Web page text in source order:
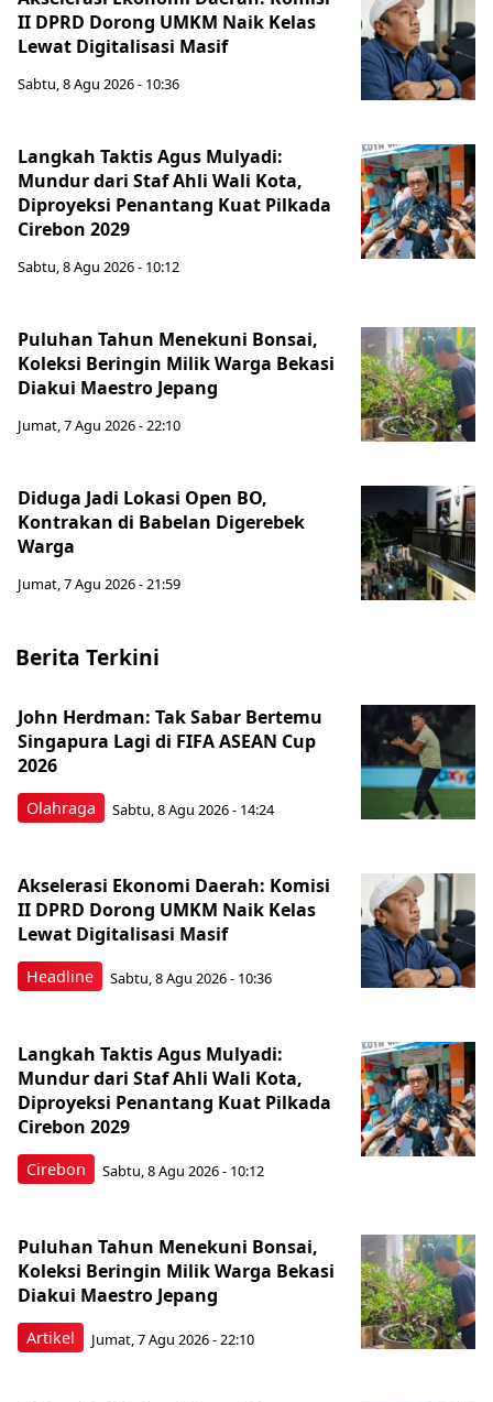
II DPRD Dorong UMKM Naik Kelas
Lewat Digitalisasi Masif
Sabtu, 8 Agu 2026 - 10:36
Langkah Taktis Agus Mulyadi:
Mundur dari Staf Ahli Wali Kota,
Diproyeksi Penantang Kuat Pilkada
Cirebon 2029
Sabtu, 8 Agu 2026 - 10:12
Puluhan Tahun Menekuni Bonsai,
Koleksi Beringin Milik Warga Bekasi
Diakui Maestro Jepang
Jumat, 7 Agu 2026 - 22:10
Diduga Jadi Lokasi Open BO,
Kontrakan di Babelan Digerebek
Warga
Jumat, 7 Agu 2026 - 21:59
Berita Terkini
Olahraga
John Herdman: Tak Sabar Bertemu
Singapura Lagi di FIFA ASEAN Cup
2026
Sabtu, 8 Agu 2026 - 14:24
Headline
Akselerasi Ekonomi Daerah: Komisi
II DPRD Dorong UMKM Naik Kelas
Lewat Digitalisasi Masif
Sabtu, 8 Agu 2026 - 10:36
Cirebon
Langkah Taktis Agus Mulyadi:
Mundur dari Staf Ahli Wali Kota,
Diproyeksi Penantang Kuat Pilkada
Cirebon 2029
Sabtu, 8 Agu 2026 - 10:12
Artikel
Puluhan Tahun Menekuni Bonsai,
Koleksi Beringin Milik Warga Bekasi
Diakui Maestro Jepang
Jumat, 7 Agu 2026 - 22:10